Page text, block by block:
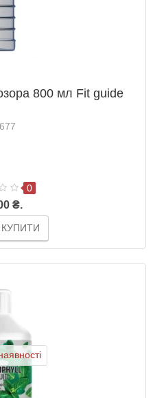
800 мл Fit guide
0
₴.
КУПИТИ